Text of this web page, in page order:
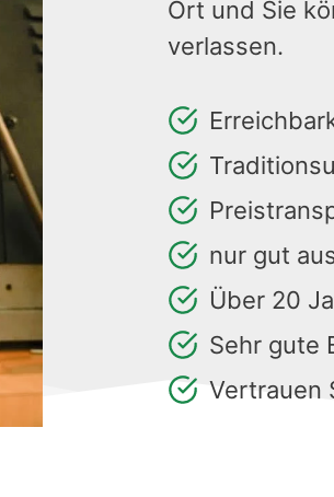
Ort und Sie
verlassen.
nur gut
Über 20
Sehr gute
Vertrauen